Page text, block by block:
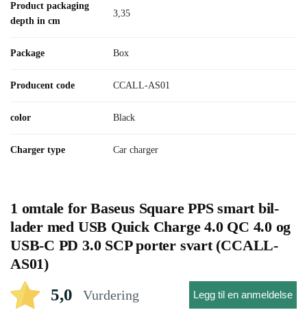
Product packaging
depth in cm
3,35
Package Box
Producent code CCALL-AS01
color Black
Charger type Car charger
1 omtale forBaseus Square PPS smart bil-
lader med USB Quick Charge 4.0 QC 4.0 og
USB-C PD 3.0 SCP porter svart (CCALL-
AS01)
5,0 Vurdering Legg til en anmeldelse